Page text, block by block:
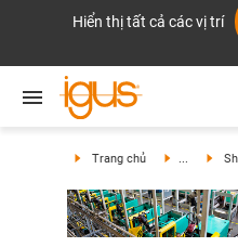
Hiển thị tất cả các vị trí
Trang chủ ...